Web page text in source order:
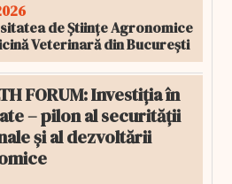
de Științe Agronomice
Veterinară din București
FORUM: Investiția în
– pilon al securității
și al dezvoltării